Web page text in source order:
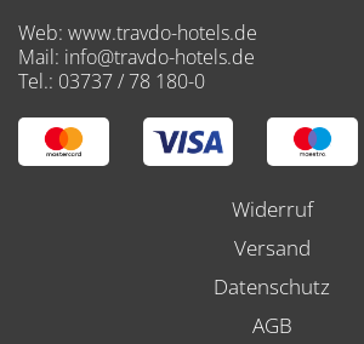
Web: www.travdo-hotels.de
Mail: info@travdo-hotels.de
Tel.: 03737 / 78 180-0
Widerruf
Versand
Datenschutz
AGB